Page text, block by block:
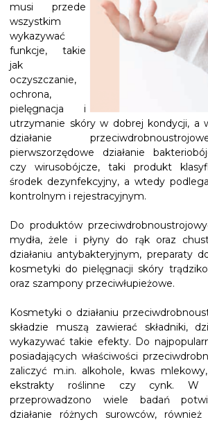
musi przede
wszystkim
wykazywać
funkcje, takie
jak
oczyszczanie,
ochrona,
pielęgnacja i
utrzymanie skóry w dobrej kondycji, a
działanie
pierwszorzędowe działanie
czy wirusobójcze, taki produkt
środek dezynfekcyjny, a wtedy
kontrolnym i rejestracyjnym.
Do produktów
mydła, żele i płyny do rąk oraz
działaniu antybakteryjnym, preparaty
kosmetyki do pielęgnacji skóry
oraz szampony przeciwłupieżowe.
Kosmetyki o działaniu
składzie muszą zawierać składniki,
wykazywać takie efekty. Do
posiadających właściwości
zaliczyć m.in. alkohole, kwas
ekstrakty roślinne czy cynk. W
przeprowadzono wiele badań
działanie różnych surowców,